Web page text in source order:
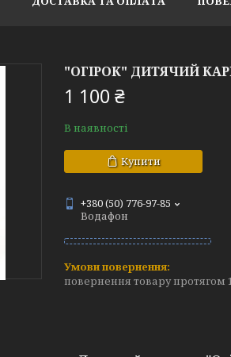
"ОГІРОК" ДИТЯЧИЙ
1 100 ₴
В наявності
Купити
+380 (50) 776-97-85
Водафон
повернення товару протягом